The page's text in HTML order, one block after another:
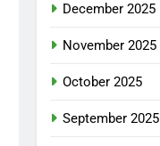
December 2025
November 2025
October 2025
September 2025